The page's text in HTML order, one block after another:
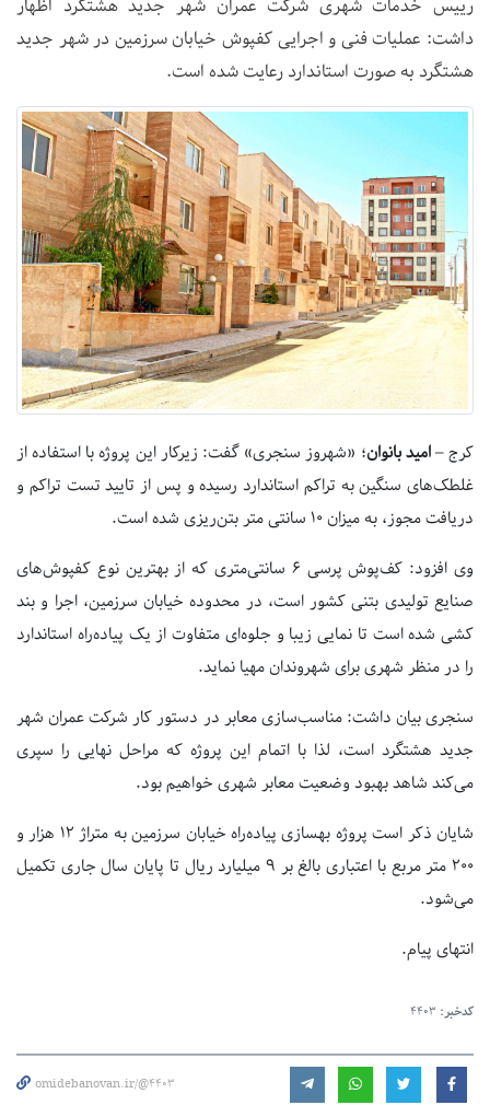
رییس خدمات شهری شرکت عمران شهر جدید هشتگرد اظهار
داشت: عملیات فنی و اجرایی کفپوش خیابان سرزمین در شهر جدید
هشتگرد به صورت استاندارد رعایت شده است.
کرج –امید بانوان؛ «شهروز سنجری» گفت: زیرکار این پروژه با استفاده از
غلطک‌های سنگین به تراکم استاندارد رسیده و پس از تایید تست تراکم و
دریافت مجوز، به میزان ۱۰ سانتی متر بتن‌ریزی شده است.
وی افزود: کف‌پوش پرسی ۶ سانتی‌متری که از بهترین نوع کفپوش‌های
صنایع تولیدی بتنی کشور است، در محدوده خیابان سرزمین، اجرا و بند
کشی شده است تا نمایی زیبا و جلوه‌ای متفاوت از یک پیاده‌راه استاندارد
را در منظر شهری برای شهروندان مهیا نماید.
سنجری بیان داشت: مناسب‌سازی معابر در دستور کار شرکت عمران شهر
جدید هشتگرد است، لذا با اتمام این پروژه که مراحل نهایی را سپری
می‌کند شاهد بهبود وضعیت معابر شهری خواهیم بود.
شایان ذکر است پروژه بهسازی پیاده‌راه خیابان سرزمین به متراژ ۱۲ هزار و
۲۰۰ متر مربع با اعتباری بالغ بر ۹ میلیارد ریال تا پایان سال جاری تکمیل
می‌شود.
انتهای پیام.
کدخبر: 4403
omidebanovan.ir/@4403